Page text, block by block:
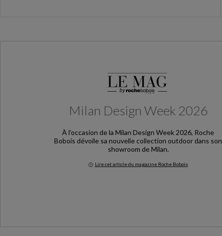
Milan Design Week 2026
À l’occasion de la Milan Design Week 2026, Roche
Bobois dévoile sa nouvelle collection outdoor dans son
showroom de Milan.
Lire cet article du magazine Roche Bobois
Milan Design Week 2026